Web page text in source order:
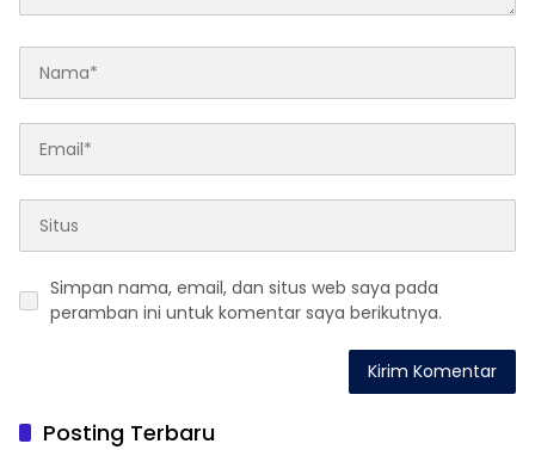
Simpan nama, email, dan situs web saya pada
peramban ini untuk komentar saya berikutnya.
Posting Terbaru